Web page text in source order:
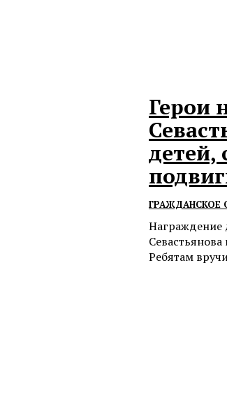
Герои
детей,
ГРАЖДАНСКОЕ
Награждение
Ребятам